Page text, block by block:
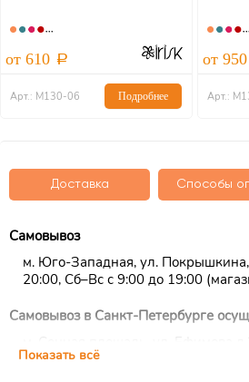
от 610
Арт.: М130-06 Подробнее
от 950
Арт.:
Доставка Способы
Самовывоз
м. Юго-Западная, ул.
20:00, Сб–Вс с 9:00 до 19:00
Самовывоз в Санкт-Петербурге
цокольный этаж, ежедневно с
Показать всё